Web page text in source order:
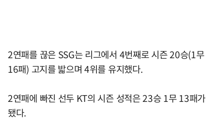
2연패를 끊은 SSG는 리그에서 4번째로 시즌 20승(1무
16패) 고지를 밟으며 4위를 유지했다.
2연패에 빠진 선두 KT의 시즌 성적은 23승 1무 13패가
됐다.